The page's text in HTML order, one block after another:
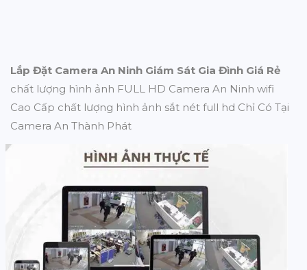
Lắp Đặt Camera An Ninh Giám Sát Gia Đình Giá Rẻ
chất lượng hình ảnh FULL HD Camera An Ninh wifi
Cao Cấp chất lượng hình ảnh sắt nét full hd Chỉ Có Tại
Camera An Thành Phát